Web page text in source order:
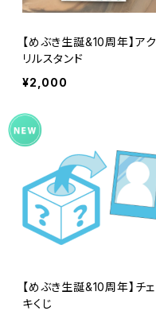
【めぶき生誕&10周年】アク
リルスタンド
¥2,000
【めぶき生誕&10周年】チェ
キくじ